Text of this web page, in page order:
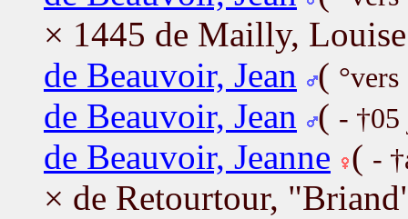
× 1445 de Mailly, Louise
de Beauvoir, Jean
(
de Beauvoir, Jean ( -
de Beauvoir, Jeanne ( -
× de Retourtour,